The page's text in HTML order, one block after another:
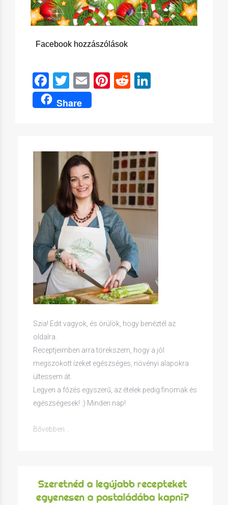
Facebook hozzászólások
Facebook
Twitter
EmailPinterest
Reddit
Share
Szia! Edit vagyok, és örülök, hogy benéztél az
oldalra.
Receptjeimben arra törekszem, hogy a jól
megszokott ízeket egészséges, növényi alapokra
ültessem át.
Legyen a főzés egyszerű, az ételek pedig finomak és
egészségesek! :) Minden nap!
Bővebben...